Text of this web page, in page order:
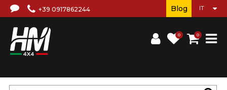
+39 0917862244
0 0
Blog